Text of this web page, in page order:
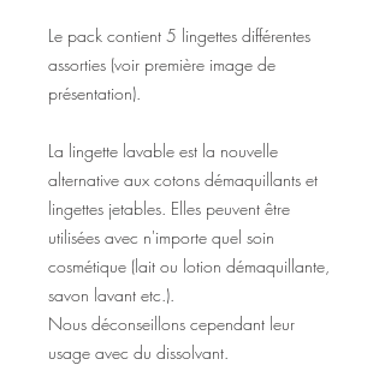
Le pack contient 5 lingettes différentes
assorties (voir première image de
présentation).
La lingette lavable est la nouvelle
alternative aux cotons démaquillants et
lingettes jetables. Elles peuvent être
utilisées avec n'importe quel soin
cosmétique (lait ou lotion démaquillante,
savon lavant etc.).
Nous déconseillons cependant leur
usage avec du dissolvant.